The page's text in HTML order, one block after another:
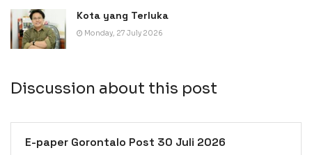
Kota yang Terluka
Monday, 27 July 2026
Discussion about this post
E-paper Gorontalo Post 30 Juli 2026